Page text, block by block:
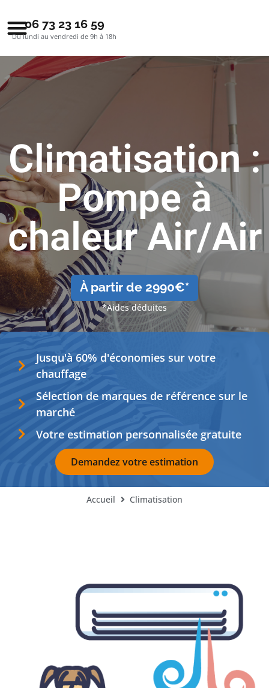
06 73 23 16 59
Du lundi au vendredi de 9h à 18h
Climatisation :
Pompe à
chaleur Air/Air
À partir de 2990€*
*Aides déduites
Jusqu'à 60% d'économies sur votre
chauffage
Sélection de marques de référence sur le
marché
Votre estimation personnalisée gratuite
Demandez votre estimation
Accueil Climatisation